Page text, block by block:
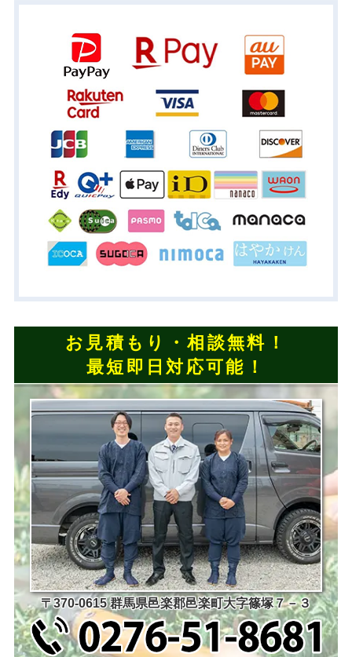
お見積もり・相談無料！
最短即日対応可能！
〒370-0615 群馬県邑楽郡邑楽町大字篠塚７－３